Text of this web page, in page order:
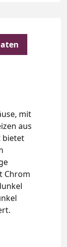
mit
aus
bietet
Chrom